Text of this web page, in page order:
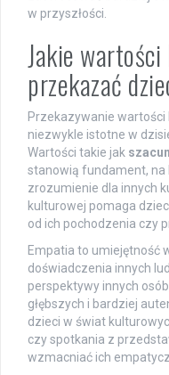
w przyszłości.
Jakie
przekazać
Przekazywanie
niezwykle istotne w
Wartości takie jak
stanowią fundament,
zrozumienie dla innych
kulturowej pomaga
od ich pochodzenia czy
Empatia to umiejętność
doświadczenia innych
perspektywy innych
głębszych i bardziej
dzieci w świat
czy spotkania z
wzmacniać ich